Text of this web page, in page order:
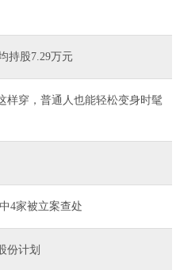
持股7.29万元
样穿，普通人也能轻松变身时髦
4家被立案查处
份计划